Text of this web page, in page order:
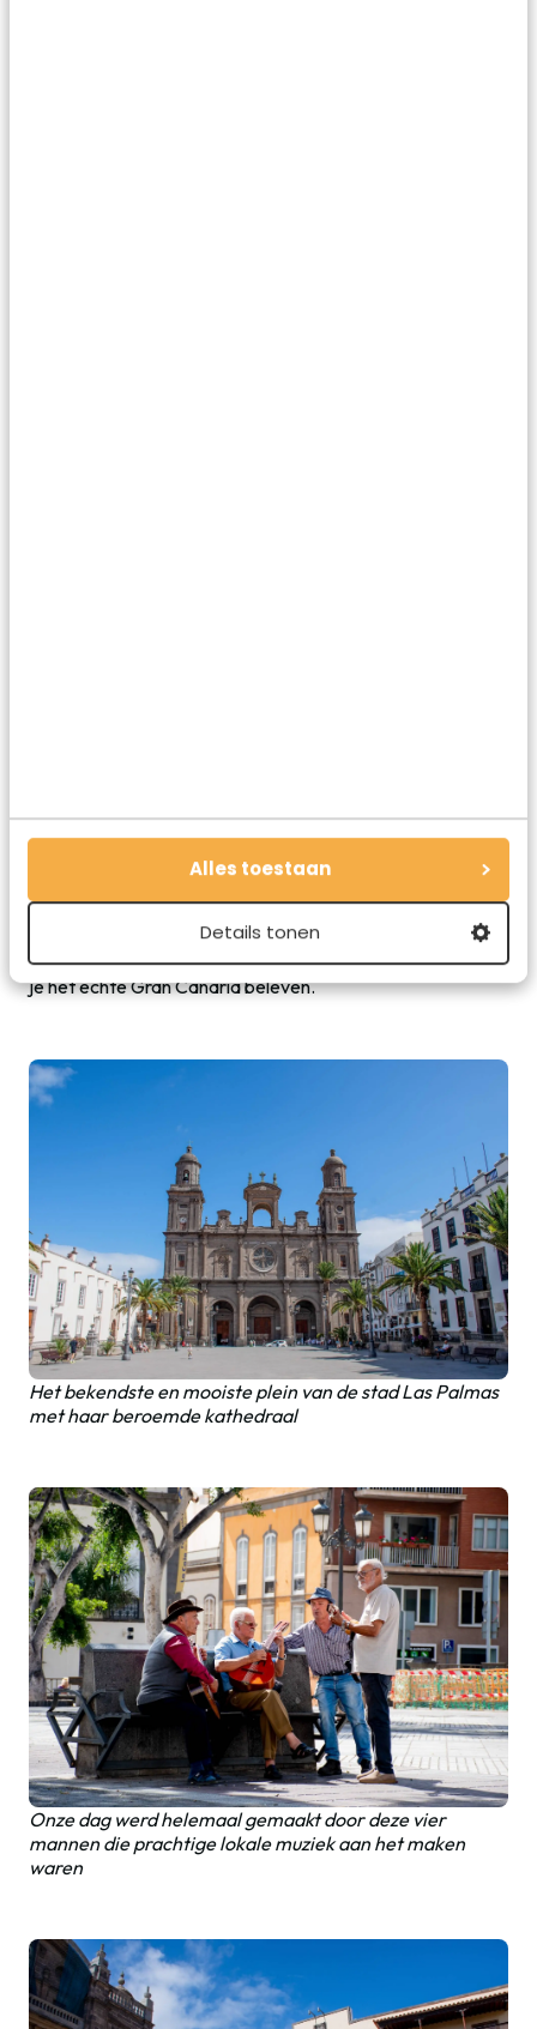
Alles toestaan
Details tonen
prachtig stadsstrand aan een boulevard vol leuke
restaurants en cafés. Geniet hier van de Canarische
keuken, of maak een omweg naar Calle de Triana voor
wat winkelen bij bekende merken als Zara en Mango. Las
Palmas combineert cultuur, strand en lekker eten. Hier kun
je het echte Gran Canaria beleven.
Het bekendste en mooiste plein van de stad Las Palmas
met haar beroemde kathedraal
Onze dag werd helemaal gemaakt door deze vier
mannen die prachtige lokale muziek aan het maken
waren